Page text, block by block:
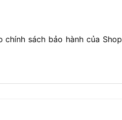
sách bảo hành của